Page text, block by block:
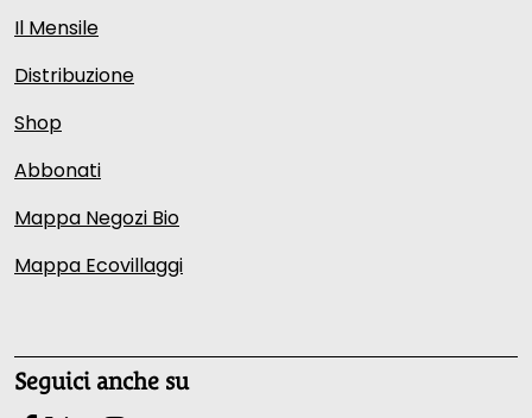
Il Mensile
Distribuzione
Shop
Abbonati
Mappa Negozi Bio
Mappa Ecovillaggi
Seguici anche su